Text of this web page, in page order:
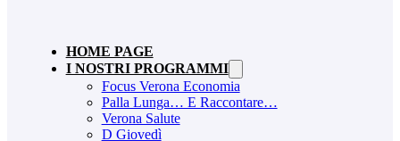
HOME PAGE
I NOSTRI PROGRAMMI
Focus Verona Economia
Palla Lunga… E Raccontare…
Verona Salute
D Giovedì